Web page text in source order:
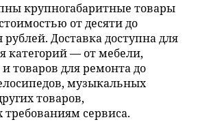
крупногабаритные товары
от десяти до
Доставка доступна для
категорий — от мебели,
товаров для ремонта до
музыкальных
товаров,
сервиса.